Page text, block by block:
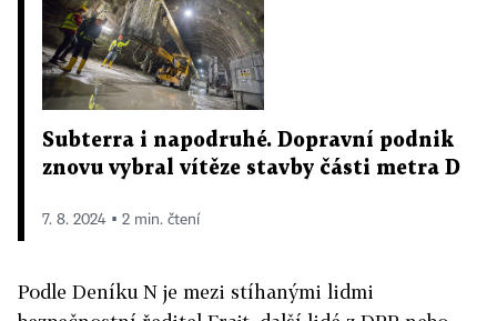
Subterra i napodruhé. Dopravní podnik
znovu vybral vítěze stavby části metra D
7. 8. 2024 ▪ 2 min. čtení
Podle Deníku N je mezi stíhanými lidmi